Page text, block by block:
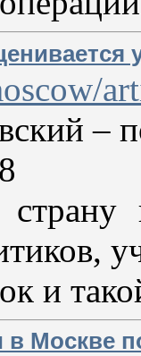
–
и
Москве